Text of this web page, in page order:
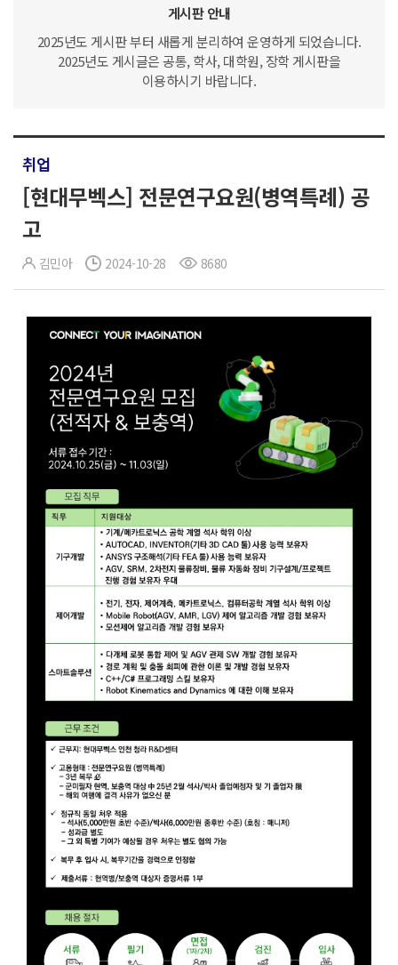
게시판 안내
2025년도 게시판 부터 새롭게 분리하여 운영하게 되었습니다.
2025년도 게시글은 공통, 학사, 대학원, 장학 게시판을
이용하시기 바랍니다.
취업
[현대무벡스] 전문연구요원(병역특례) 공
고
김민아 2024-10-28 8680